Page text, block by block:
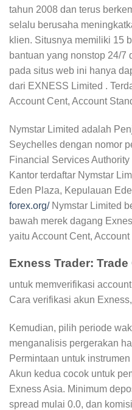
tahun 2008 dan terus
selalu berusaha
klien. Situsnya memiliki 15
bantuan yang nonstop 24/7
pada situs web ini hanya
dari EXNESS Limited .
Account Cent, Account
Nymstar Limited adalah
Seychelles dengan nomor
Financial Services
Kantor terdaftar Nymstar
Eden Plaza, Kepulauan
forex.org/Nymstar Limited
bawah merek dagang
yaitu Account Cent,
Exness Trader: Trade
untuk memverifikasi
Cara verifikasi akun
Kemudian, pilih periode
menganalisis pergerakan
Permintaan untuk
Akun kedua cocok untuk
Exness Asia. Minimum
spread mulai 0.0, dan